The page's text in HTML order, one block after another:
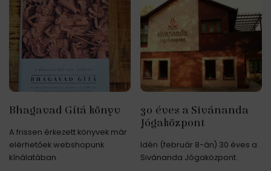
Bhagavad Gítá könyv
A frissen érkezett könyvek már
elérhetőek webshopunk
kínálatában.
30 éves a Sivánanda
Jógaközpont
Idén (február 8-án) 30 éves a
Sivánanda Jógaközpont.